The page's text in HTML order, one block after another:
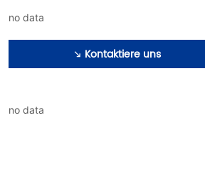
no data
Kontaktiere uns
no data